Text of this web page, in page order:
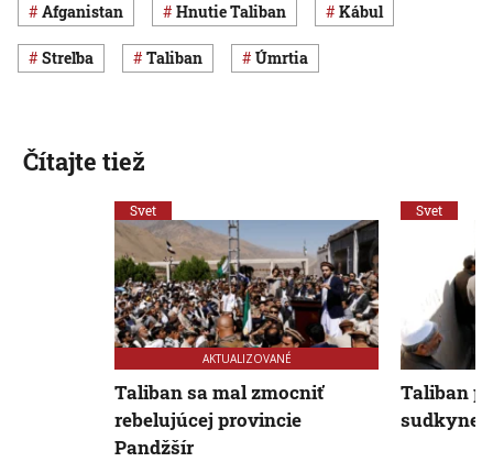
Afganistan hnutie Taliban Kábul
streľba Taliban úmrtia
Čítajte tiež
Svet
AKTUALIZOVANÉ
Taliban sa mal zmocniť
rebelujúcej provincie
Pandžšír
Svet
Taliban
sudkyne